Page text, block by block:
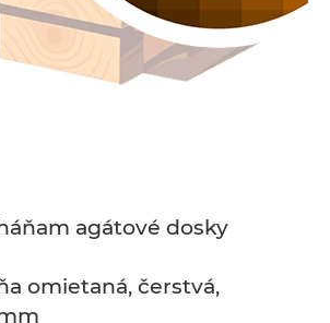
agátové dosky
omietaná, čerstvá,